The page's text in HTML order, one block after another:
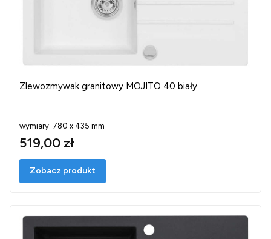
Zlewozmywak granitowy MOJITO 40 biały
wymiary: 780 x 435 mm
519,00 zł
Zobacz produkt